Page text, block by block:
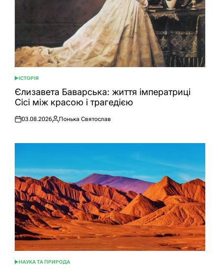
ОПУБЛІКУВАТИ
У
ІСТОРІЯ
Єлизавета Баварська: життя імператриці
Сісі між красою і трагедією
Оприлюднено
03.08.2026
Опубліковано
Понька Святослав
ОПУБЛІКУВАТИ
НАУКА ТА ПРИРОДА